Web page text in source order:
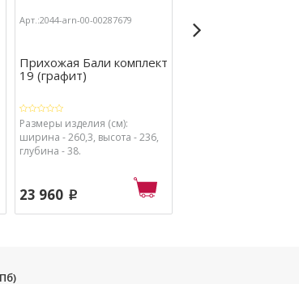
Арт.:2044-arn-00-00287679
Прихожая Бали комплект
19 (графит)
Размеры изделия (см):
ширина - 260,3, высота - 236,
глубина - 38.
23 960 p